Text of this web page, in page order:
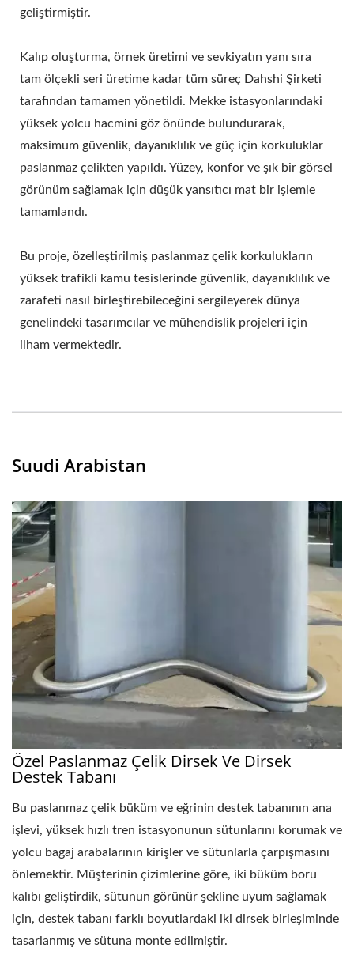
geliştirmiştir.
Kalıp oluşturma, örnek üretimi ve sevkiyatın yanı sıra
tam ölçekli seri üretime kadar tüm süreç Dahshi Şirketi
tarafından tamamen yönetildi. Mekke istasyonlarındaki
yüksek yolcu hacmini göz önünde bulundurarak,
maksimum güvenlik, dayanıklılık ve güç için korkuluklar
paslanmaz çelikten yapıldı. Yüzey, konfor ve şık bir görsel
görünüm sağlamak için düşük yansıtıcı mat bir işlemle
tamamlandı.
Bu proje, özelleştirilmiş paslanmaz çelik korkulukların
yüksek trafikli kamu tesislerinde güvenlik, dayanıklılık ve
zarafeti nasıl birleştirebileceğini sergileyerek dünya
genelindeki tasarımcılar ve mühendislik projeleri için
ilham vermektedir.
Suudi Arabistan
Özel Paslanmaz Çelik Dirsek Ve Dirsek
Destek Tabanı
Bu paslanmaz çelik büküm ve eğrinin destek tabanının ana
işlevi, yüksek hızlı tren istasyonunun sütunlarını korumak ve
yolcu bagaj arabalarının kirişler ve sütunlarla çarpışmasını
önlemektir. Müşterinin çizimlerine göre, iki büküm boru
kalıbı geliştirdik, sütunun görünür şekline uyum sağlamak
için, destek tabanı farklı boyutlardaki iki dirsek birleşiminde
tasarlanmış ve sütuna monte edilmiştir.